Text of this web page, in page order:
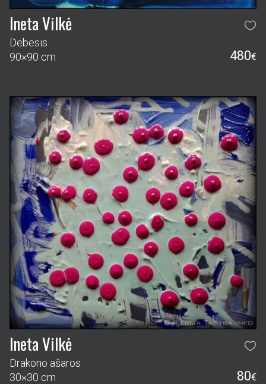
Ineta Vilkė
Debesis
90×90 cm
480€
Ineta Vilkė
Drakono ašaros
30×30 cm
80€